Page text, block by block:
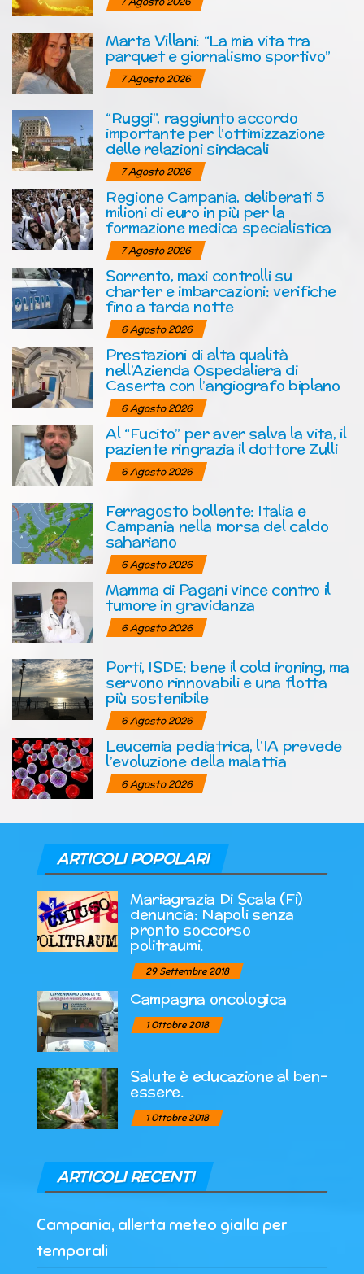
Marta Villani: “La mia vita tra
parquet e giornalismo sportivo”
7 Agosto 2026
“Ruggi”, raggiunto accordo
importante per l’ottimizzazione
delle relazioni sindacali
7 Agosto 2026
Regione Campania, deliberati 5
milioni di euro in più per la
formazione medica specialistica
7 Agosto 2026
Sorrento, maxi controlli su
charter e imbarcazioni: verifiche
fino a tarda notte
6 Agosto 2026
Prestazioni di alta qualità
nell’Azienda Ospedaliera di
Caserta con l’angiografo biplano
6 Agosto 2026
Al “Fucito” per aver salva la vita, il
paziente ringrazia il dottore Zulli
6 Agosto 2026
Ferragosto bollente: Italia e
Campania nella morsa del caldo
sahariano
6 Agosto 2026
Mamma di Pagani vince contro il
tumore in gravidanza
6 Agosto 2026
Porti, ISDE: bene il cold ironing, ma
servono rinnovabili e una flotta
più sostenibile
6 Agosto 2026
Leucemia pediatrica, l’IA prevede
l’evoluzione della malattia
6 Agosto 2026
ARTICOLI POPOLARI
Mariagrazia Di Scala (Fi)
denuncia: Napoli senza
pronto soccorso
politraumi.
29 Settembre 2018
Campagna oncologica
1 Ottobre 2018
Salute è educazione al ben-
essere.
1 Ottobre 2018
ARTICOLI RECENTI
Campania, allerta meteo gialla per
temporali